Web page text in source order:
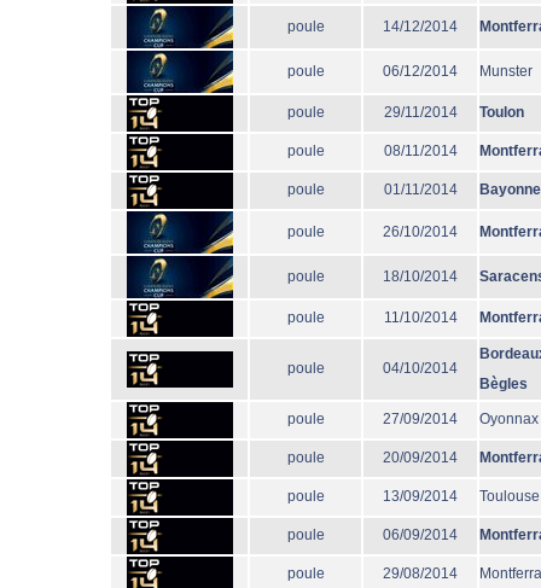
poule 14/12/2014
poule 06/12/2014 Munster
poule 29/11/2014 Toulon
poule 08/11/2014
poule 01/11/2014 Bayonne
poule 26/10/2014
poule 18/10/2014
poule 11/10/2014
poule 04/10/2014
Bègles
poule 27/09/2014 Oyonnax
poule 20/09/2014
poule 13/09/2014 Toulouse
poule 06/09/2014
poule 29/08/2014